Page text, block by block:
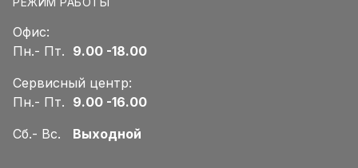
Офис:
Пн.- Пт. 9.00 -18.00
Сервисный центр:
Пн.- Пт. 9.00 -16.00
Сб.- Вс. Выходной